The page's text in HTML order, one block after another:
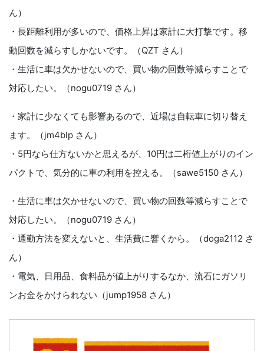
ん）
・長距離利用が多いので、価格上昇は家計に大打撃です。移
動回数を減らすしかないです。（QZT さん）
・生活に車は欠かせないので、買い物の回数等減らすことで
対応したい。（nogu0719 さん）
・家計に少なくても影響あるので、近場は自転車に切り替え
ます。（jm4blp さん）
・5円なら仕方ないかと思えるが、10円は二桁値上がりのイン
パクトで、気分的に車の利用を控える。（sawe5150 さん）
・生活に車は欠かせないので、買い物の回数等減らすことで
対応したい。（nogu0719 さん）
・通勤方法を変えないと、生活費に響くから。（doga2112 さ
ん）
・電気、日用品、食料品が値上がりするなか、流石にガソリ
ンお金をかけられない（jump1958 さん）